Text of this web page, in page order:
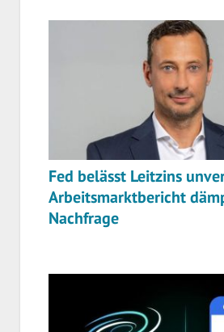
Fed belässt Leitzins
Arbeitsmarktbericht
Nachfrage